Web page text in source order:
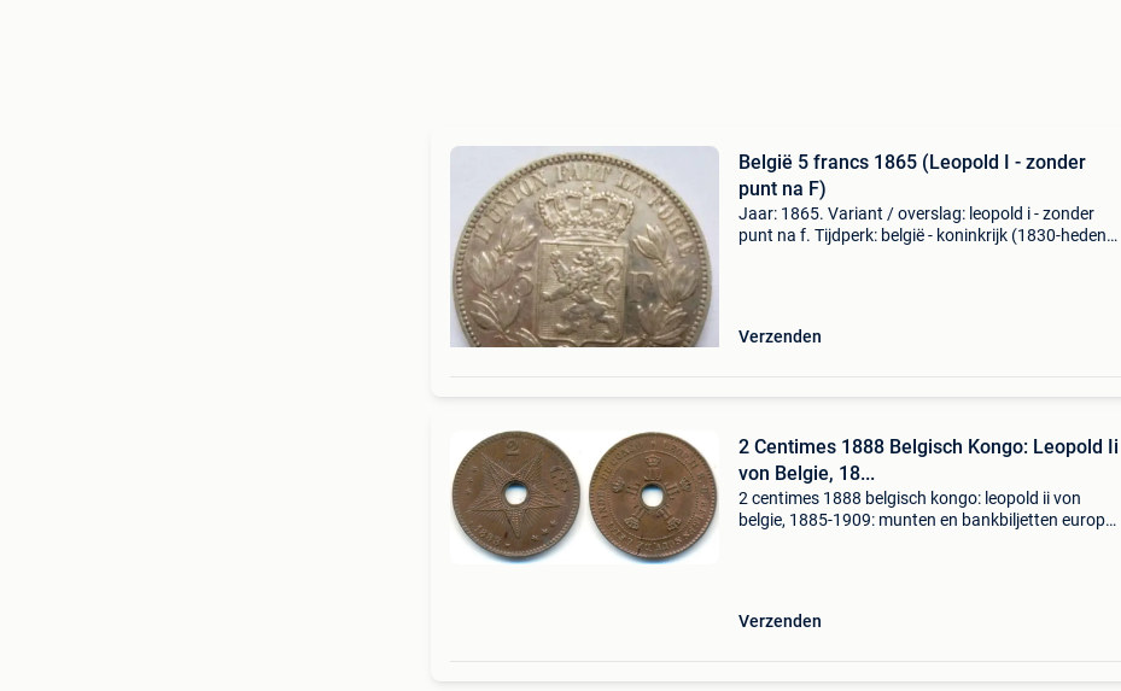
België 5 francs 1865 (Leopold I - zonder
punt na F)
Jaar: 1865. Variant / overslag: leopold i - zonder
punt na f. Tijdperk: belgië - koninkrijk (1830-heden).
Verzenden
2 Centimes 1888 Belgisch Kongo: Leopold Ii
von Belgie, 18...
2 centimes 1888 belgisch kongo: leopold ii von
belgie, 1885-1909: munten en bankbiljetten europa
Verzenden